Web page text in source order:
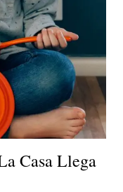
Casa Llega